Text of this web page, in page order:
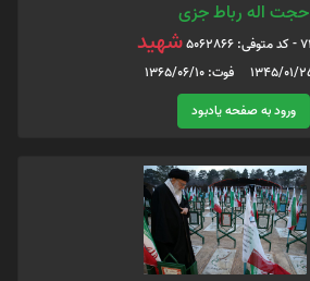
حجت اله رباط جزی
شهید
ورود به صفحه یادبود